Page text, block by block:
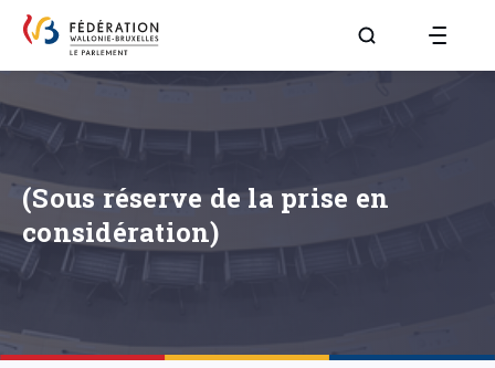
Aller à la page
(Sous réserve de la prise en
considération)